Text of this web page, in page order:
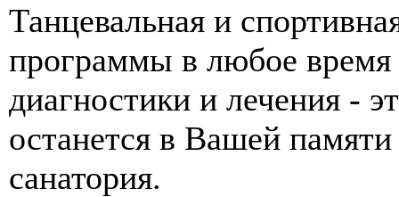
Танцевальная и
программы в любое время
диагностики и лечения -
останется в Вашей
санатория.